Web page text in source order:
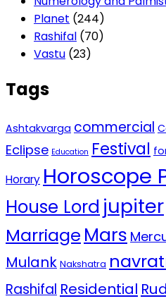
Planet (244)
Rashifal (70)
Vastu (23)
Tags
Ashtakvarga commercial
Eclipse Education Festival
Horary Horoscope
House Lord jupiter
Marriage Mars
Mulank Nakshatra
Rashifal Residential